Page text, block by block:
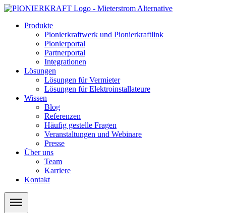
Zum
wechselnProdukte
Pionierkraftwerk und Pionierkraftlink
Pionierportal
Partnerportal
Integrationen
Lösungen
Lösungen für Vermieter
Lösungen für Elektroinstallateure
Wissen
Blog
Referenzen
Häufig gestelle Fragen
Veranstaltungen und Webinare
Presse
Über uns
Team
Karriere
Kontakt